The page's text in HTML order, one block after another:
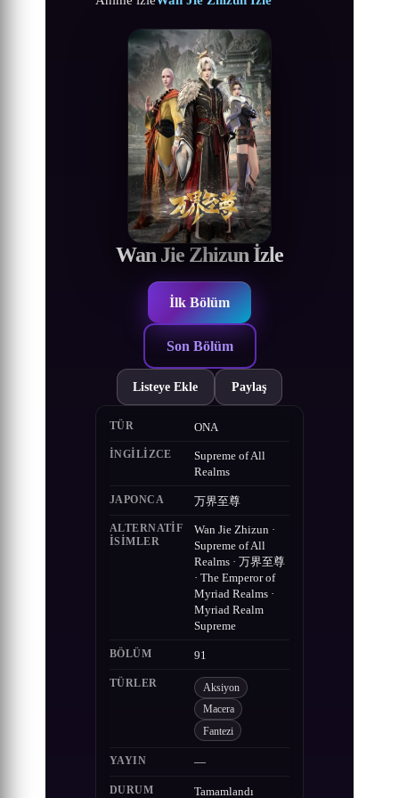
Wan Jie Zhizun İzle
İlk Bölüm
Son Bölüm
Listeye Ekle Paylaş
TÜR ONA
İNGILIZCE
Supreme of All
Realms
JAPONCA 万界至尊
ALTERNATIF
ISIMLER
Wan Jie Zhizun ·
Supreme of All
Realms · 万界至尊
· The Emperor of
Myriad Realms ·
Myriad Realm
Supreme
BÖLÜM 91
TÜRLER Aksiyon
Macera
Fantezi
YAYIN —
DURUM Tamamlandı